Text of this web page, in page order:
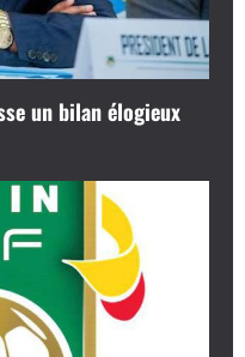
un bilan élogieux